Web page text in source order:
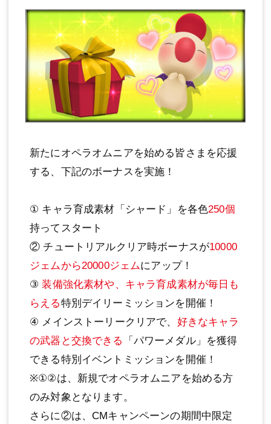
新たにオペラオムニアを始める皆さまを応援
する、下記のボーナスを実施！
① キャラ育成素材「シャード」を各色250個
持ってスタート
② チュートリアルクリア時ボーナスが10000
ジェムから20000ジェムにアップ！
③装備強化素材や、キャラ育成素材が毎日も
らえる特別デイリーミッションを開催！
④ メインストーリークリアで、 好きなキャラ
の武器と交換できる
「パワーメダル」を獲得
できる特別イベントミッションを開催！
※①②は、新規でオペラオムニアを始める方
のみ対象となります。
さらに②は、CMキャンペーンの期間中限定